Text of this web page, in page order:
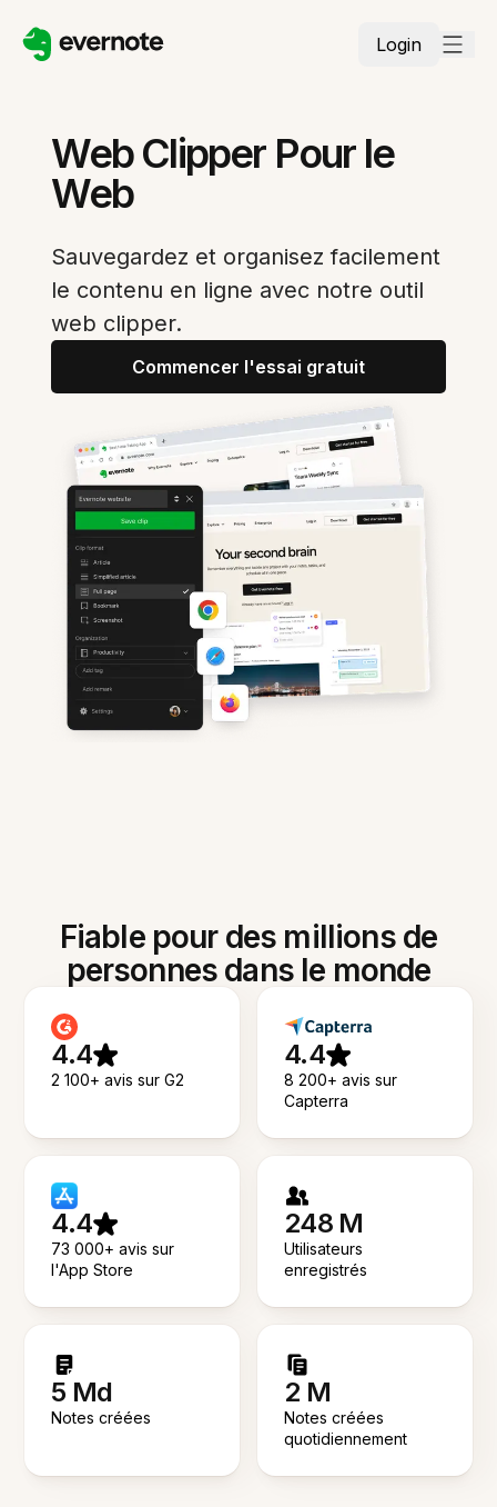
Login
Web Clipper Pour le
Web
Sauvegardez et organisez facilement
le contenu en ligne avec notre outil
web clipper.
Commencer l'essai gratuit
Fiable pour des millions de
personnes dans le monde
4.4
2 100+ avis sur G2
4.4
8 200+ avis sur
Capterra
4.4
73 000+ avis sur
l'App Store
248 M
Utilisateurs
enregistrés
5 Md
Notes créées
2 M
Notes créées
quotidiennement